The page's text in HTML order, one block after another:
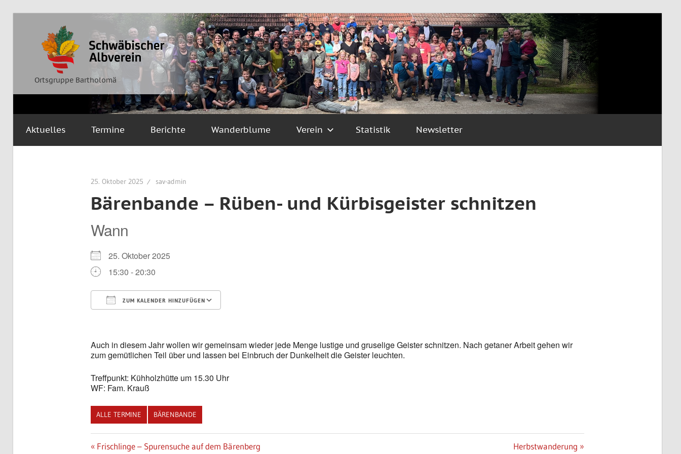
springen
Ortsgruppe Bartholomä
Schwäbischer
Albverein
Ortsgruppe
Bartholomä
Aktuelles Termine Berichte Wanderblume Verein Statistik Newsletter
25. Oktober 2025 sav-admin
Bärenbande – Rüben- und Kürbisgeister schnitzen
Wann
25. Oktober 2025
15:30 - 20:30
ZUM KALENDER HINZUFÜGEN
Auch in diesem Jahr wollen wir gemeinsam wieder jede Menge lustige und gruselige Geister schnitzen. Nach getaner Arbeit gehen wir
zum gemütlichen Teil über und lassen bei Einbruch der Dunkelheit die Geister leuchten.
Treffpunkt: Kühholzhütte um 15.30 Uhr
WF: Fam. Krauß
ALLE TERMINE BÄRENBANDE
Beitragsnavigation
Vorheriger
Frischlinge – Spurensuche auf dem Bärenberg Nächster
Herbstwanderung